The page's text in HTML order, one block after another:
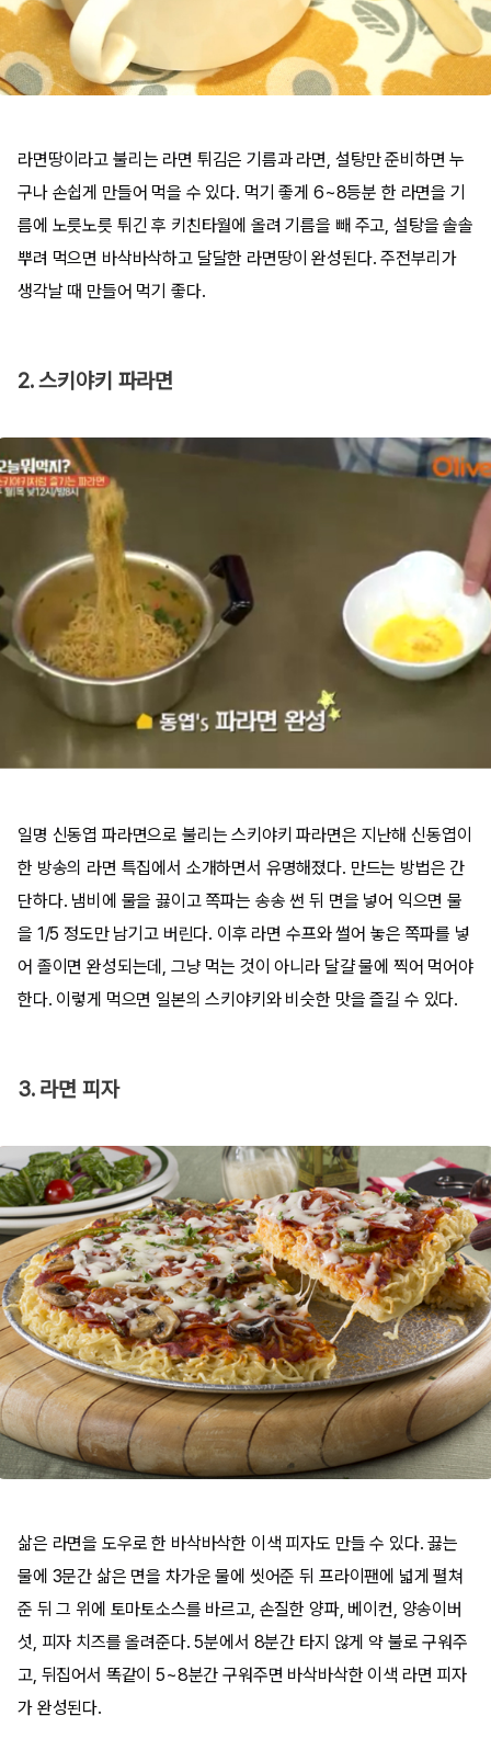
라면땅이라고 불리는 라면 튀김은 기름과 라면, 설탕만 준비하면 누
구나 손쉽게 만들어 먹을 수 있다. 먹기 좋게 6~8등분 한 라면을 기
름에 노릇노릇 튀긴 후 키친타월에 올려 기름을 빼 주고, 설탕을 솔솔
뿌려 먹으면 바삭바삭하고 달달한 라면땅이 완성된다. 주전부리가
생각날 때 만들어 먹기 좋다.
2. 스키야키 파라면
일명 신동엽 파라면으로 불리는 스키야키 파라면은 지난해 신동엽이
한 방송의 라면 특집에서 소개하면서 유명해졌다. 만드는 방법은 간
단하다. 냄비에 물을 끓이고 쪽파는 송송 썬 뒤 면을 넣어 익으면 물
을 1/5 정도만 남기고 버린다. 이후 라면 수프와 썰어 놓은 쪽파를 넣
어 졸이면 완성되는데, 그냥 먹는 것이 아니라 달걀 물에 찍어 먹어야
한다. 이렇게 먹으면 일본의 스키야키와 비슷한 맛을 즐길 수 있다.
3. 라면 피자
삶은 라면을 도우로 한 바삭바삭한 이색 피자도 만들 수 있다. 끓는
물에 3문간 삶은 면을 차가운 물에 씻어준 뒤 프라이팬에 넓게 펼쳐
준 뒤 그 위에 토마토소스를 바르고, 손질한 양파, 베이컨, 양송이버
섯, 피자 치즈를 올려준다. 5분에서 8분간 타지 않게 약 불로 구워주
고, 뒤집어서 똑같이 5~8분간 구워주면 바삭바삭한 이색 라면 피자
가 완성된다.